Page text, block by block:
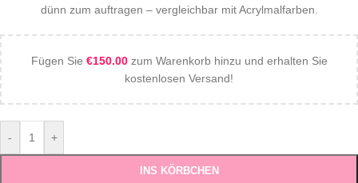
dünn zum auftragen – vergleichbar mit Acrylmalfarben.
Fügen Sie €150.00zum Warenkorb hinzu und erhalten Sie
kostenlosen Versand!
- +
INS KÖRBCHEN